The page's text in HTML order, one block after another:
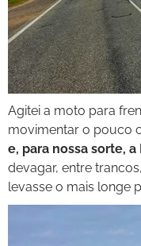
Agitei a moto para
movimentar o pouco
e, para nossa sorte,
devagar, entre
levasse o mais longe